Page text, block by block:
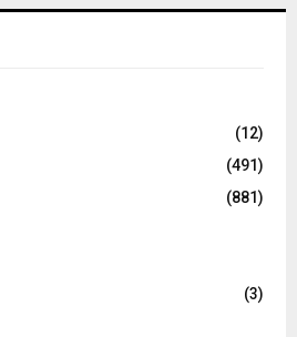
(12)
(491)
(881)
(3)